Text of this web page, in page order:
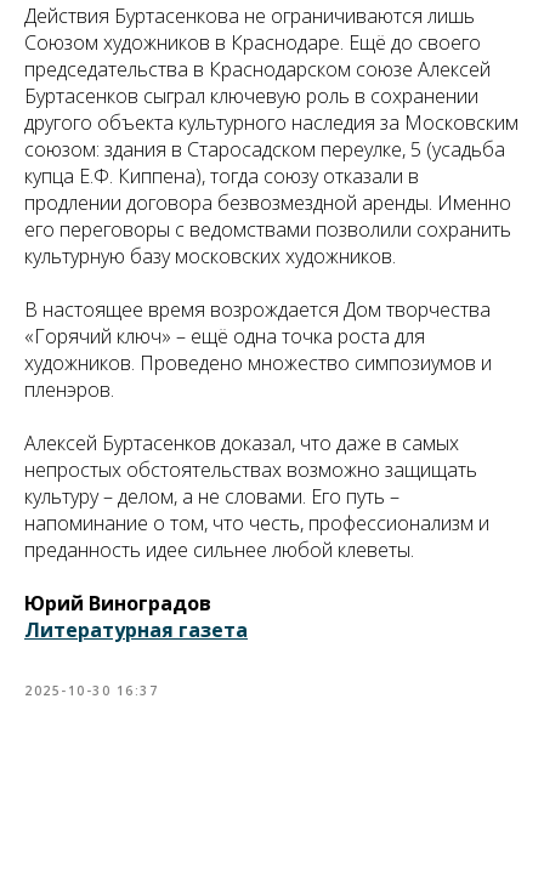
Действия Буртасенкова не ограничиваются лишь
Союзом художников в Краснодаре. Ещё до своего
председательства в Краснодарском союзе Алексей
Буртасенков сыграл ключевую роль в сохранении
другого объекта культурного наследия за Московским
союзом: здания в Старосадском переулке, 5 (усадьба
купца Е.Ф. Киппена), тогда союзу отказали в
продлении договора безвозмездной аренды. Именно
его переговоры с ведомствами позволили сохранить
культурную базу московских художников.
В настоящее время возрождается Дом творчества
«Горячий ключ» – ещё одна точка роста для
художников. Проведено множество симпозиумов и
пленэров.
Алексей Буртасенков доказал, что даже в самых
непростых обстоятельствах возможно защищать
культуру – делом, а не словами. Его путь –
напоминание о том, что честь, профессионализм и
преданность идее сильнее любой клеветы.
Юрий Виноградов
Литературная газета
2025-10-30 16:37